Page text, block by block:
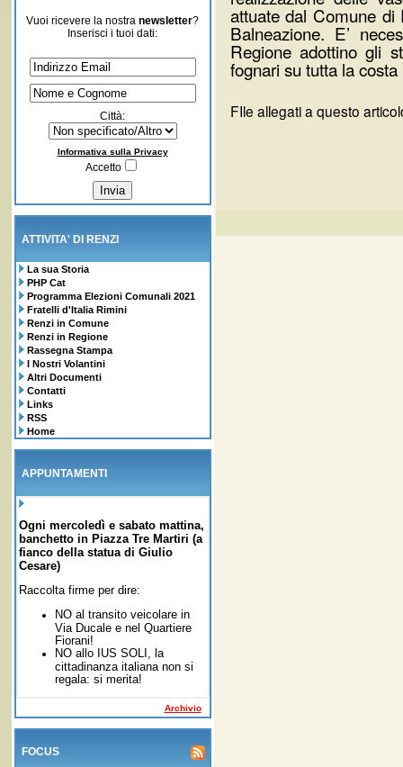
Vuoi ricevere la nostra newsletter?
Inserisci i tuoi dati:
Città:
Informativa sulla Privacy
Accetto
ATTIVITA' DI RENZI
La sua Storia
PHP Cat
Programma Elezioni Comunali 2021
Fratelli d'Italia Rimini
Renzi in Comune
Renzi in Regione
Rassegna Stampa
I Nostri Volantini
Altri Documenti
Contatti
Links
RSS
Home
APPUNTAMENTI
Ogni mercoledì e sabato mattina,
banchetto in Piazza Tre Martiri (a
fianco della statua di Giulio
Cesare)
Raccolta firme per dire:
NO al transito veicolare in
Via Ducale e nel Quartiere
Fiorani!
NO allo IUS SOLI, la
cittadinanza italiana non si
regala: si merita!
Archivio
FOCUS
attuate dal Comune
Balneazione. E’
Regione adottino gli
fognari su tutta la
FIle allegati a questo